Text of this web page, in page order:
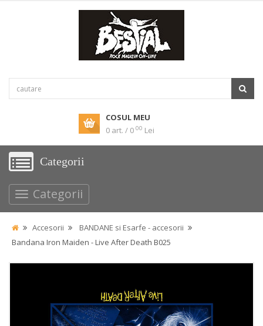
COSUL MEU
0 art. / 0 00 Lei
Categorii
Categorii
Accesorii
BANDANE si Esarfe - accesorii
Bandana Iron Maiden - Live After Death B025